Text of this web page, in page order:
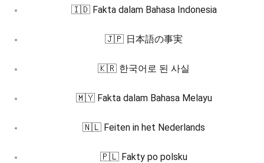
🇮🇩 Fakta dalam Bahasa Indonesia
🇯🇵 日本語の事実
🇰🇷 한국어로 된 사실
🇲🇾 Fakta dalam Bahasa Melayu
🇳🇱 Feiten in het Nederlands
🇵🇱 Fakty po polsku